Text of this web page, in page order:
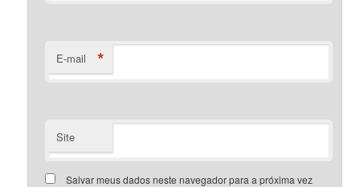
E-mail *
Site
Salvar meus dados neste navegador para a próxima vez